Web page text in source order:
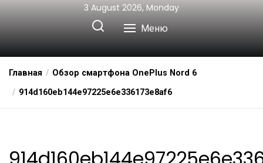
3 August 2026, Monday
Меню
Главная
Обзор смартфона OnePlus Nord 6
914d160eb144e97225e6e336173e8af6